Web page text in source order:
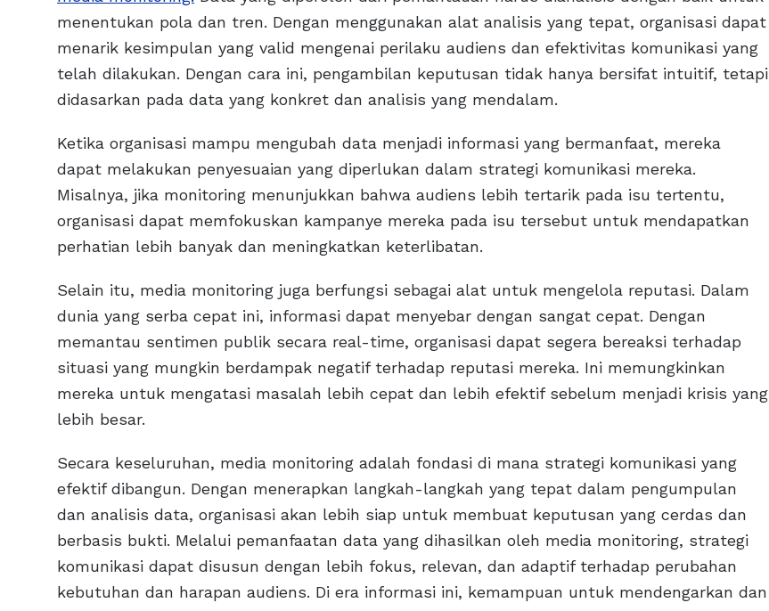
menentukan pola dan tren. Dengan menggunakan alat analisis yang tepat, organisasi dapat
menarik kesimpulan yang valid mengenai perilaku audiens dan efektivitas komunikasi yang
telah dilakukan. Dengan cara ini, pengambilan keputusan tidak hanya bersifat intuitif, tetapi
didasarkan pada data yang konkret dan analisis yang mendalam.
Ketika organisasi mampu mengubah data menjadi informasi yang bermanfaat, mereka
dapat melakukan penyesuaian yang diperlukan dalam strategi komunikasi mereka.
Misalnya, jika monitoring menunjukkan bahwa audiens lebih tertarik pada isu tertentu,
organisasi dapat memfokuskan kampanye mereka pada isu tersebut untuk mendapatkan
perhatian lebih banyak dan meningkatkan keterlibatan.
Selain itu, media monitoring juga berfungsi sebagai alat untuk mengelola reputasi. Dalam
dunia yang serba cepat ini, informasi dapat menyebar dengan sangat cepat. Dengan
memantau sentimen publik secara real-time, organisasi dapat segera bereaksi terhadap
situasi yang mungkin berdampak negatif terhadap reputasi mereka. Ini memungkinkan
mereka untuk mengatasi masalah lebih cepat dan lebih efektif sebelum menjadi krisis yang
lebih besar.
Secara keseluruhan, media monitoring adalah fondasi di mana strategi komunikasi yang
efektif dibangun. Dengan menerapkan langkah-langkah yang tepat dalam pengumpulan
dan analisis data, organisasi akan lebih siap untuk membuat keputusan yang cerdas dan
berbasis bukti. Melalui pemanfaatan data yang dihasilkan oleh media monitoring, strategi
komunikasi dapat disusun dengan lebih fokus, relevan, dan adaptif terhadap perubahan
kebutuhan dan harapan audiens. Di era informasi ini, kemampuan untuk mendengarkan dan